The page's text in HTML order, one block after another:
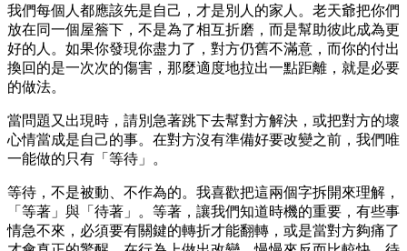
我們每個人都應該先是自己，才是別人的家人。老天爺把你們
放在同一個屋簷下，不是為了相互折磨，而是幫助彼此成為更
好的人。如果你發現你盡力了，對方仍舊不滿意，而你的付出
換回的是一次次的傷害，那麼適度地拉出一點距離，就是必要
的做法。
當問題又出現時，請別急著跳下去幫對方解決，或把對方的壞
心情當成是自己的事。在對方沒有準備好要改變之前，我們唯
一能做的只有「等待」。
等待，不是被動、不作為的。我喜歡把這兩個字拆開來理解，
「等著」與「待著」。等著，讓我們知道時機的重要，有些事
情急不來，必須要有關鍵的轉折才能翻轉，或是當對方夠痛了